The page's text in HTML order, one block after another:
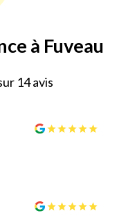
à Fuveau
14 avis